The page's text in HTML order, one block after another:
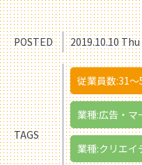
POSTED 2019.10.10 Thu
TAGS
従業員数:31〜
業種:広告・マ
業種:クリエイ